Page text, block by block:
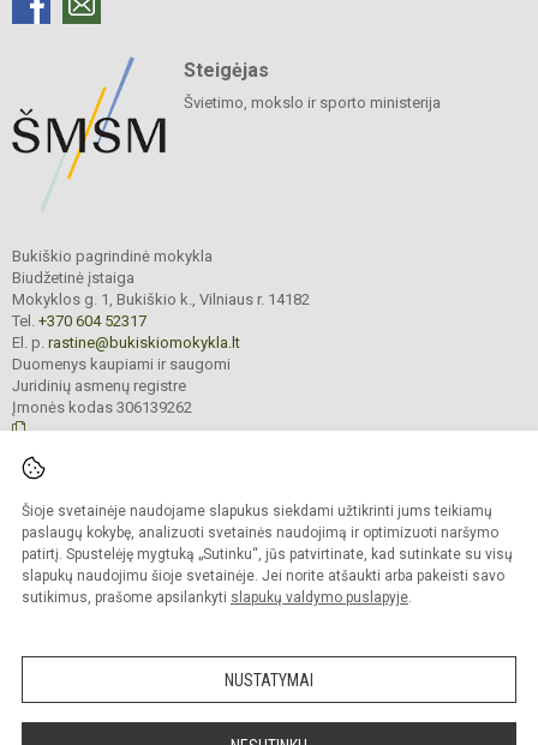
Šioje svetainėje naudojame slapukus siekdami užtikrinti jums teikiamų
paslaugų kokybę, analizuoti svetainės naudojimą ir optimizuoti naršymo
patirtį. Spustelėję mygtuką „Sutinku“, jūs patvirtinate, kad sutinkate su visų
slapukų naudojimu šioje svetainėje. Jei norite atšaukti arba pakeisti savo
sutikimus, prašome apsilankyti slapukų valdymo puslapyje.
NUSTATYMAI
Steigėjas
Švietimo, mokslo ir sporto ministerija
Bukiškio pagrindinė mokykla
Biudžetinė įstaiga
Mokyklos g. 1, Bukiškio k., Vilniaus r. 14182
Tel. +370 604 52317
El. p. rastine@bukiskiomokykla.lt
Duomenys kaupiami ir saugomi
Juridinių asmenų registre
Įmonės kodas 306139262
Kopijuoti turinį be raštiško Bukiškio pagrindinės mokyklos administracijos
sutikimo griežtai draudžiama.
Prieinamumo paraiška Slapukų valdymas
Sumanus būdas atnaujinti